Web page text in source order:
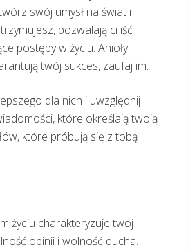
swój umysł na świat i
pozwalają ci iść
postępy w życiu. Anioły
twój sukces, zaufaj im.
dla nich i uwzględnij
które określają twoją
które próbują się z tobą
życiu charakteryzuje twój
opinii i wolność ducha.